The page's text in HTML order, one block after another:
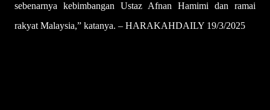
sebenarnya kebimbangan Ustaz Afnan Hamimi dan ramai
rakyat Malaysia,” katanya. – HARAKAHDAILY 19/3/2025